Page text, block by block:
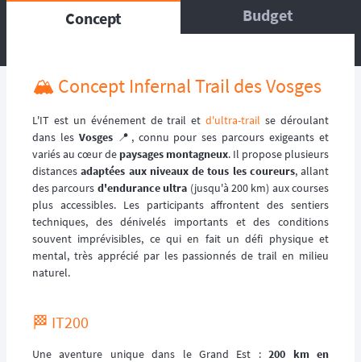
ainsi que des médecins et équipes médicales
qui se répartissent sur le circuit, ou suivent la
Concept Budget
🏔️ Concept Infernal Trail des Vosges
L'IT est un événement de trail etd'ultra-trail se déroulant
dans les Vosges📍, connu pour ses parcours exigeants et
variés au cœur de paysages montagneux. Il propose plusieurs
distancesadaptées aux niveaux de tous les coureurs, allant
des parcours d'endurance ultra (jusqu'à 200 km) aux courses
plus accessibles. Les participants affrontent des sentiers
techniques, des dénivelés importants et des conditions
souvent imprévisibles, ce qui en fait un défi physique et
mental, très apprécié par les passionnés de trail en milieu
naturel.
🏁 IT200
Une aventure unique dans le Grand Est :200 km en